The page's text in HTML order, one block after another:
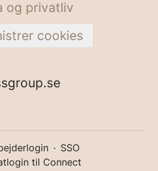
og privatliv
cookies
· SSO
til Connect